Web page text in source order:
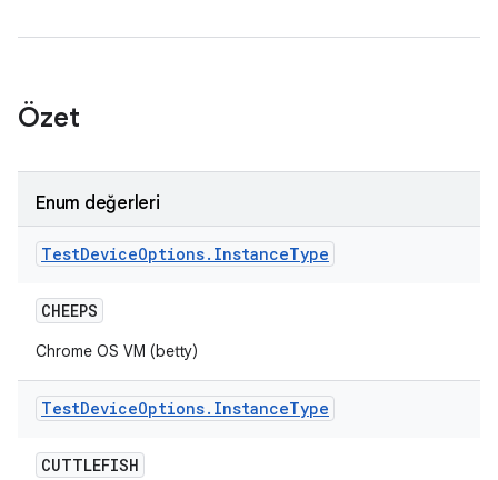
Özet
Enum değerleri
TestDeviceOptions. InstanceType
CHEEPS
Chrome OS VM (betty)
TestDeviceOptions. InstanceType
CUTTLEFISH